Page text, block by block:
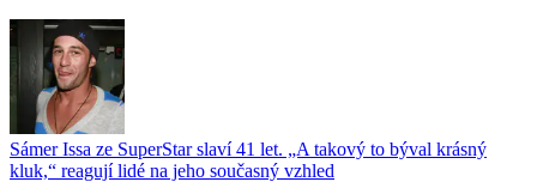
Sámer Issa ze SuperStar slaví 41 let. „A takový to býval krásný
kluk,“ reagují lidé na jeho současný vzhled